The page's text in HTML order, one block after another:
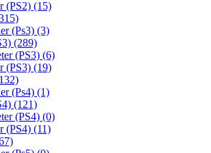
(PS2) (15)
(Ps3) (3)
(289)
(PS3) (6)
(PS3) (19)
(Ps4) (1)
(121)
(PS4) (0)
(PS4) (11)